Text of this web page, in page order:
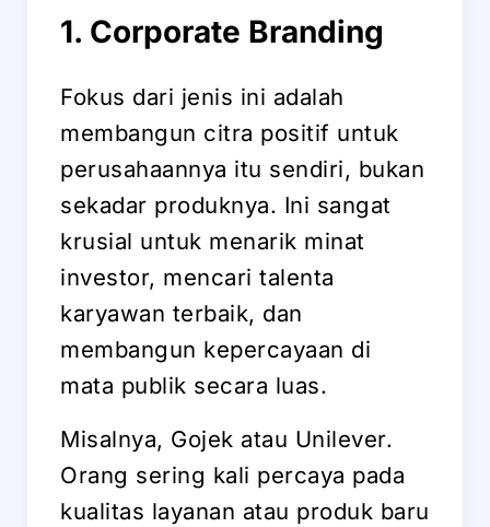
1. Corporate Branding
Fokus dari jenis ini adalah
membangun citra positif untuk
perusahaannya itu sendiri, bukan
sekadar produknya. Ini sangat
krusial untuk menarik minat
investor, mencari talenta
karyawan terbaik, dan
membangun kepercayaan di
mata publik secara luas.
Misalnya, Gojek atau Unilever.
Orang sering kali percaya pada
kualitas layanan atau produk baru